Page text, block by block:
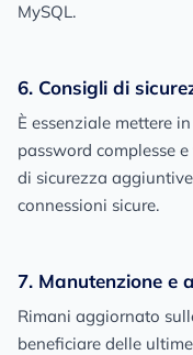
MySQL.
6. Consigli di
È essenziale mettere
password complesse
di sicurezza
connessioni sicure.
7. Manutenzione e
Rimani aggiornato
beneficiare delle